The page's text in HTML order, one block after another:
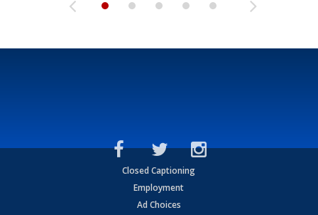
Closed Captioning
Employment
Ad Choices